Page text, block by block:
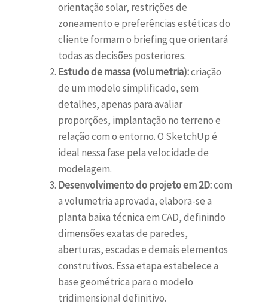
orientação solar, restrições de
zoneamento e preferências estéticas do
cliente formam o briefing que orientará
todas as decisões posteriores.
Estudo de massa (volumetria):criação
de um modelo simplificado, sem
detalhes, apenas para avaliar
proporções, implantação no terreno e
relação com o entorno. O SketchUp é
ideal nessa fase pela velocidade de
modelagem.
Desenvolvimento do projeto em 2D:com
a volumetria aprovada, elabora-se a
planta baixa técnica em CAD, definindo
dimensões exatas de paredes,
aberturas, escadas e demais elementos
construtivos. Essa etapa estabelece a
base geométrica para o modelo
tridimensional definitivo.